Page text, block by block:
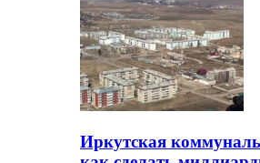
Иркутская